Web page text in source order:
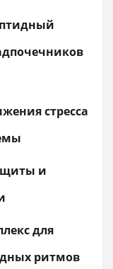
стресса
и
для
ритмов